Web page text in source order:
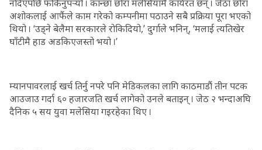
नदिएपछि फर्किनुपर्‍यो । कान्छा छोरा मलेसियामै कार्यरत छन् । जेठा छोरा
अशोकलाई आफैंले काम गरेको कम्पनीमा पठाउने सबै प्रक्रिया पूरा भएको
थियो । ‘उड्ने बेलैमा सरकारले रोकिदियो,’ दुर्गाले भनिन्, ‘मलाई त्यतिखेर
घाँटीमै हाड अडकिएजस्तो भयो ।’
म्यानपावरलाई खर्च तिर्नु नपरे पनि मेडिकलका लागि काठमाडौं तीन पटक
आउजाउ गर्दा ६० हजारजति खर्च लागेको उनले बताइन् । जेठ २ भन्दाअघि
दैनिक ५ सय युवा मलेसिया गइरहेका थिए ।